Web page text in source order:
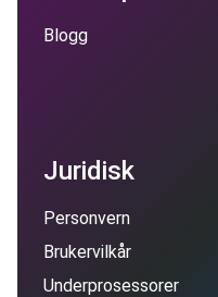
Blogg
Juridisk
Personvern
Brukervilkår
Underprosessorer